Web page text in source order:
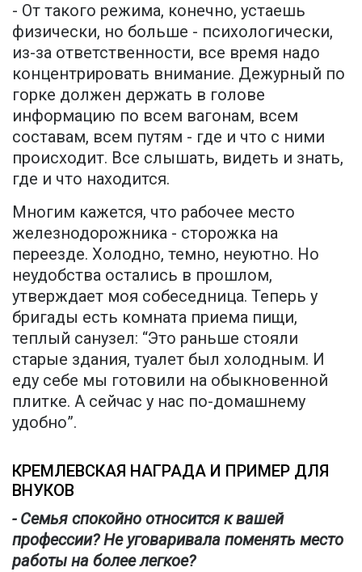
- От такого режима, конечно, устаешь
физически, но больше - психологически,
из-за ответственности, все время надо
концентрировать внимание. Дежурный по
горке должен держать в голове
информацию по всем вагонам, всем
составам, всем путям - где и что с ними
происходит. Все слышать, видеть и знать,
где и что находится.
Многим кажется, что рабочее место
железнодорожника - сторожка на
переезде. Холодно, темно, неуютно. Но
неудобства остались в прошлом,
утверждает моя собеседница. Теперь у
бригады есть комната приема пищи,
теплый санузел: “Это раньше стояли
старые здания, туалет был холодным. И
еду себе мы готовили на обыкновенной
плитке. А сейчас у нас по-домашнему
удобно”.
КРЕМЛЕВСКАЯ НАГРАДА И ПРИМЕР ДЛЯ
ВНУКОВ
- Семья спокойно относится к вашей
профессии? Не уговаривала поменять место
работы на более легкое?